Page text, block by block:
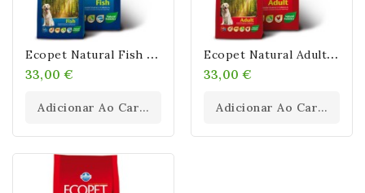
E
Copet Natural Fish 12kg
33,00 €
Adicionar Ao Carrinho
E
Copet Natural Adult MAXI 12kg
33,00 €
Adicionar Ao Carrinho